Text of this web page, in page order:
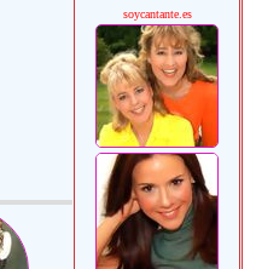
soycantante.es